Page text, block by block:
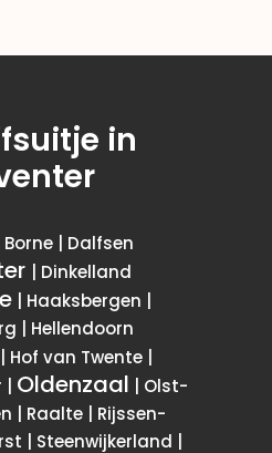
in
| Borne | Dalfsen
| Dinkelland
| Haaksbergen |
| Hellendoorn
| Hof van Twente |
Oldenzaal | Olst-
| Raalte | Rijssen-
| Steenwijkerland |